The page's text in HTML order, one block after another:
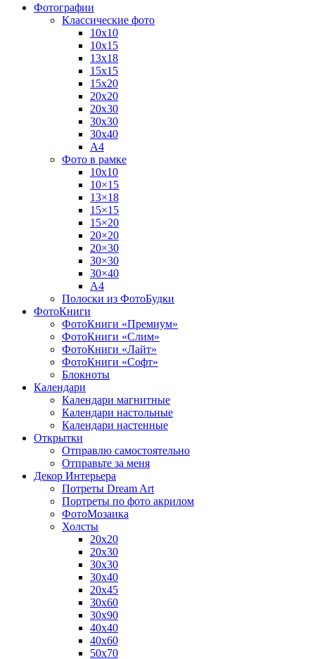
Фотографии
Классические фото
10х10
10х15
13х18
15х15
15х20
20х20
20х30
30х30
30х40
А4
Фото в рамке
10х10
10×15
13×18
15×15
15×20
20×20
20×30
30×30
30×40
A4
Полоски из ФотоБудки
ФотоКниги
ФотоКниги «Премиум»
ФотоКниги «Слим»
ФотоКниги «Лайт»
ФотоКниги «Софт»
Блокноты
Календари
Календари магнитные
Календари настольные
Календари настенные
Открытки
Отправлю самостоятельно
Отправьте за меня
Декор Интерьера
Потреты Dream Art
Портреты по фото акрилом
ФотоМозаика
Холсты
20х20
20х30
30х30
30х40
20х45
30х60
30х90
40х40
40х60
50х70